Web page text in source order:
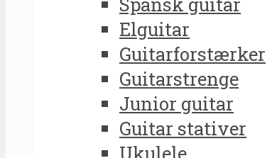
Elguitar
Guitarforstærker
Guitarstrenge
Junior guitar
Guitar stativer
Ukulele